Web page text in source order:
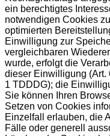
ein berechtigtes
notwendigen Cookies
optimierten
Einwilligung zur
vergleichbaren
wurde, erfolgt die
dieser Einwilligung (Art.
1 TDDDG); die
Sie können Ihren
Setzen von Cookies
Einzelfall erlauben, die
Fälle oder generell